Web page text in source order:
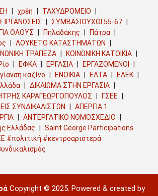
χρέη
ΤΑΧΥΔΡΟΜΕΙΟ
ΙΡΓΑΝΩΣΕΙΣ
ΣΥΜΒΑΣΙΟΥΧΟΙ 55-67
ΟΛΟΥΣ
Πηλαδάκης
Πάτρα
ΛΟΥΚΕΤΟ ΚΑΤΑΣΤΗΜΑΤΩΝ
ΤΡΑΠΕΖΑ
ΚΟΙΝΩΝΙΚΗ ΚΑΤΟΙΚΙΑ
ΕΦΚΑ ΕΡΓΑΣΙΑ
ΕΡΓΑΖΟΜΕΝΟΙ
καζίνο ΕΝΟΙΚΙΑ ΕΛΤΑ
ΕΛΕΚ
ΔΙΚΑΙΩΜΑ ΣΤΗΝ ΕΡΓΑΣΙΑ
ΚΑΡΑΓΕΩΡΓΟΠΟΥΛΟΣ
ΓΣΕΕ
ΣΥΝΔΙΚΑΛΙΣΤΩΝ
ΑΠΕΡΓΙΑ 1
ΑΝΤΕΡΓΑΤΙΚΟ ΝΟΜΟΣΧΕΔΙΟ
Ελλάδας
Saint George Participations
#πολιτική #κεντροαριστερά
Copyright © 2025. Powered & created by